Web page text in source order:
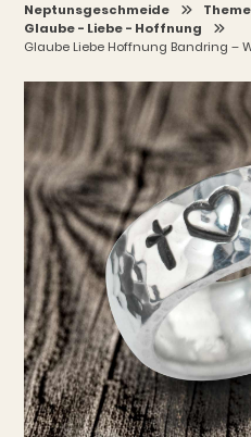
Neptunsgeschmeide
Glaube - Liebe - Hoffnung
Glaube Liebe Hoffnung Bandring –